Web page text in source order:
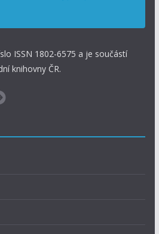
ISSN 1802-6575 a je součástí
knihovny ČR.